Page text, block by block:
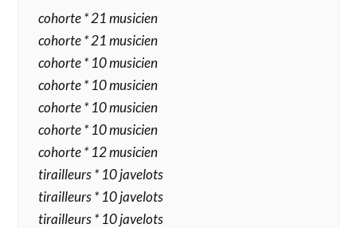
cohorte * 21 musicien
cohorte * 21 musicien
cohorte * 10 musicien
cohorte * 10 musicien
cohorte * 10 musicien
cohorte * 10 musicien
cohorte * 12 musicien
tirailleurs * 10 javelots
tirailleurs * 10 javelots
tirailleurs * 10 javelots